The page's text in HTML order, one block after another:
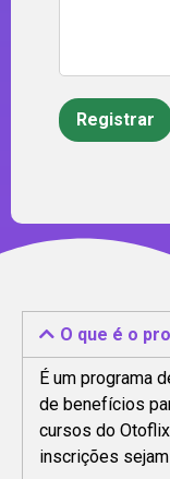
O que é o
É um programa
de benefícios
cursos do
inscrições